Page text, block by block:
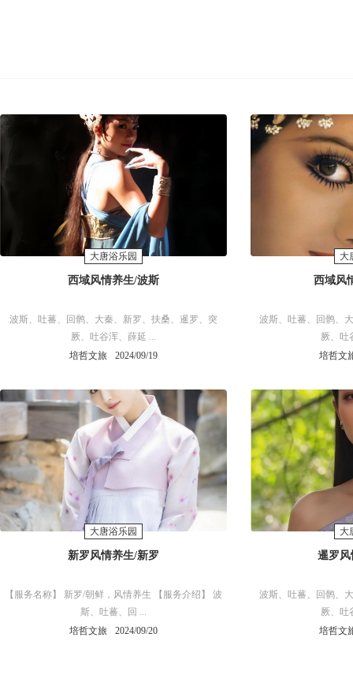
大唐浴乐园
西域风情养生/波斯
波斯、吐蕃、回鹘、大秦、新罗、扶桑、暹罗、突
厥、吐谷浑、薛延 ...
培哲文旅
2024/09/19
大
西域风
波斯、吐蕃、回鹘、
厥、吐
培哲文
大唐浴乐园
新罗风情养生/新罗
【服务名称】 新罗/朝鲜，风情养生 【服务介绍】 波
斯、吐蕃、回 ...
培哲文旅
2024/09/20
大
暹罗
波斯、吐蕃、回鹘、
厥、吐
培哲文